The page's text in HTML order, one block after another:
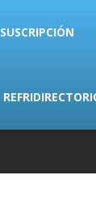
SUSCRIPCIÓN